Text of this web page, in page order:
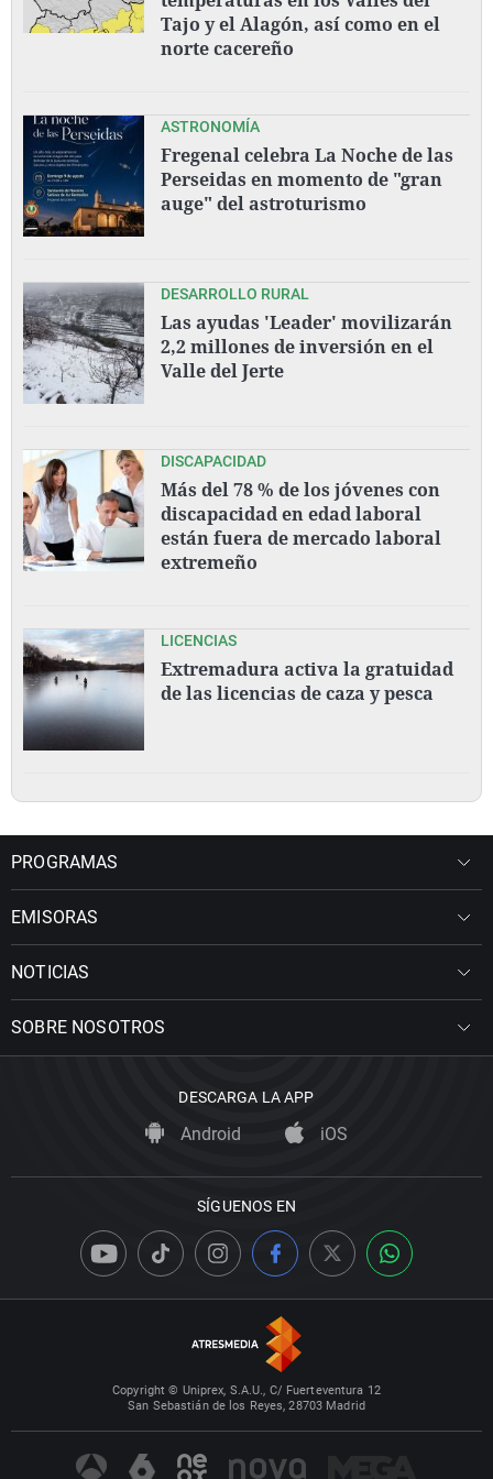
Tajo y el Alagón, así como en el
norte cacereño
ASTRONOMÍA
Fregenal celebra La Noche de las
Perseidas en momento de "gran
auge" del astroturismo
DESARROLLO RURAL
Las ayudas 'Leader' movilizarán
2,2 millones de inversión en el
Valle del Jerte
DISCAPACIDAD
Más del 78 % de los jóvenes con
discapacidad en edad laboral
están fuera de mercado laboral
extremeño
LICENCIAS
Extremadura activa la gratuidad
de las licencias de caza y pesca
PROGRAMAS
EMISORAS
NOTICIAS
SOBRE NOSOTROS
DESCARGA LA APP
Android iOS
SÍGUENOS EN
Copyright © Uniprex, S.A.U., C/ Fuerteventura 12
San Sebastián de los Reyes, 28703 Madrid